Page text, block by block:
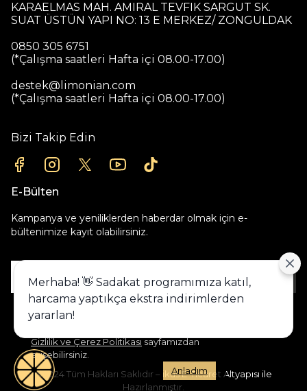
Alışveriş deneyiminizi iyileştirmek için
yasal düzenlemelere uygun çerezler
Gizlilik ve Çerez Politikasısayfamızdan
erişebilirsiniz.
Anladım
KARAELMAS MAH. AMIRAL TEVFIK SARGUT SK.
SUAT ÜSTÜN YAPI NO: 13 E MERKEZ/ ZONGULDAK
0850 305 6751
(*Çalışma saatleri Hafta içi 08.00-17.00)
destek@limonian.com
(*Çalışma saatleri Hafta içi 08.00-17.00)
Bizi Takip Edin
E-Bülten
Kampanya ve yeniliklerden haberdar olmak için e-
bültenimize kayıt olabilirsiniz.
Gönder
©2024 Tüm Hakları Saklıdır – ikas E-Ticaret Altyapısı ile
Hazırlanmıştır.
Merhaba! 👋 Sadakat programımıza katıl,
harcama yaptıkça ekstra indirimlerden
yararlan!